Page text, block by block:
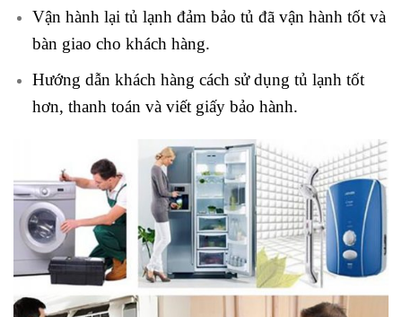
Vận hành lại tủ lạnh đảm bảo tủ đã vận hành tốt và
bàn giao cho khách hàng.
Hướng dẫn khách hàng cách sử dụng tủ lạnh tốt
hơn, thanh toán và viết giấy bảo hành.